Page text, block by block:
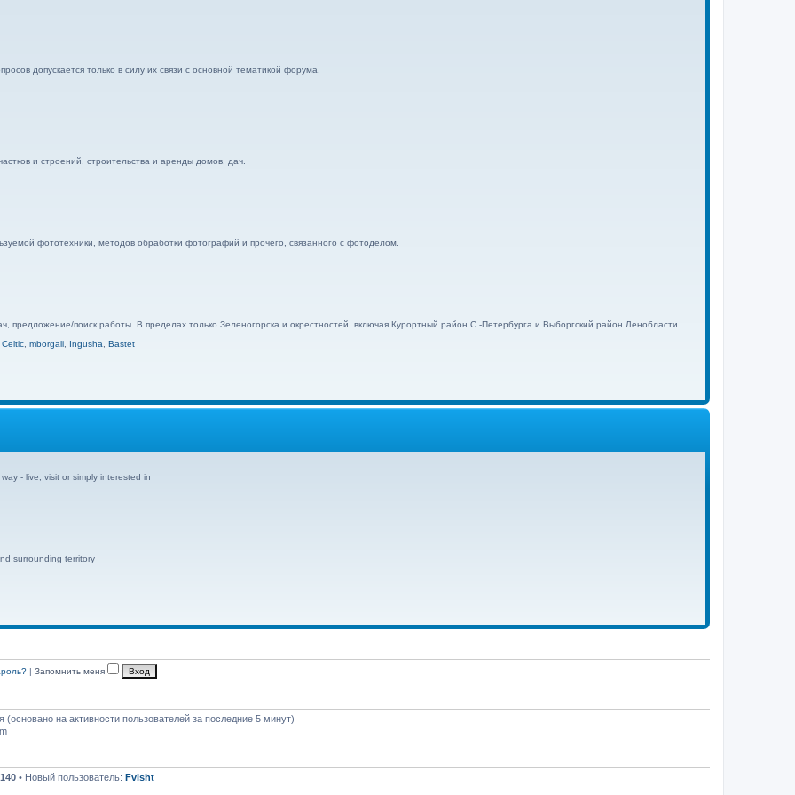
допускается только в силу их связи с основной тематикой форума.
и строений, строительства и аренды домов, дач.
фототехники, методов обработки фотографий и прочего, связанного с фотоделом.
предложение/поиск работы. В пределах только Зеленогорска и окрестностей, включая Курортный район С.-Петербурга и Выборгский район Ленобласти.
Celtic mborgali Ingusha
Bastet
- live, visit or simply interested in
surrounding territory
| Запомнить меня
на активности пользователей за последние 5 минут)
• Новый пользователь: Fvisht